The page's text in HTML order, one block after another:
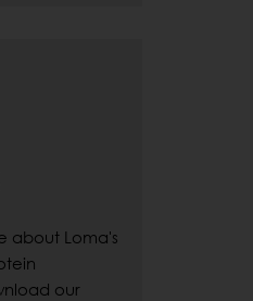
about Loma's
our